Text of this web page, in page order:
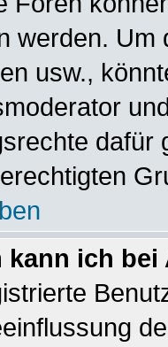
werden. Um
usw.,
dafür
kann ich